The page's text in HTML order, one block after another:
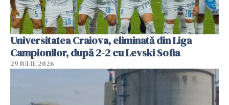
Universitatea Craiova, eliminată din Liga
Campionilor, după 2-2 cu Levski Sofia
29 IULIE 2026